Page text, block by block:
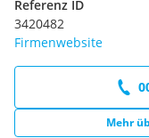
Referenz ID
3420482
Firmenwebsite
Mehr